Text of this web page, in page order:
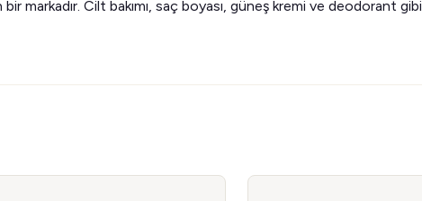
markadır. Cilt bakımı, saç boyası, güneş kremi ve deodorant gibi